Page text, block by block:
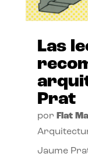
Las
Prat
por Flat
Jaume